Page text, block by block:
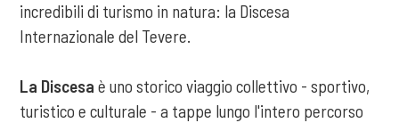
incredibili di turismo in natura: la Discesa
Internazionale del Tevere.
La Discesa è uno storico viaggio collettivo - sportivo,
turistico e culturale - a tappe lungo l'intero percorso